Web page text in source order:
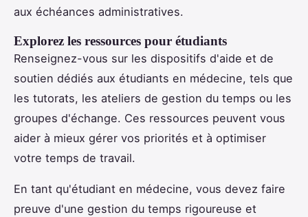
aux échéances administratives.
Explorez les ressources pour étudiants
Renseignez-vous sur les dispositifs d'aide et de
soutien dédiés aux étudiants en médecine, tels que
les tutorats, les ateliers de gestion du temps ou les
groupes d'échange. Ces ressources peuvent vous
aider à mieux gérer vos priorités et à optimiser
votre temps de travail.
En tant qu'étudiant en médecine, vous devez faire
preuve d'une gestion du temps rigoureuse et